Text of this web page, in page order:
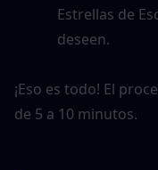
Estrellas de
deseen.
¡Eso es todo! El
de 5 a 10 minutos.